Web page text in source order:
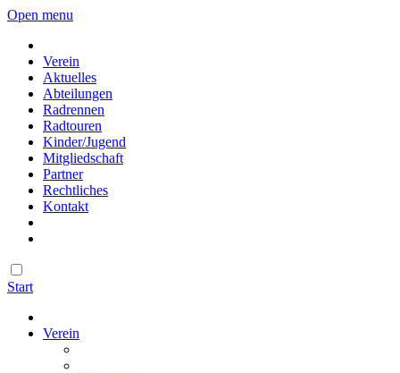
Open menu
Verein
Aktuelles
Abteilungen
Radrennen
Radtouren
Kinder/Jugend
Mitgliedschaft
Partner
Rechtliches
Kontakt
Start
Verein